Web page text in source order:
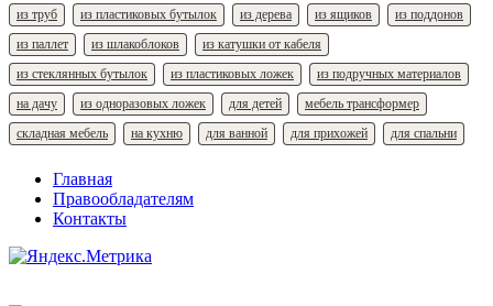
из труб
из пластиковых бутылок из дерева из ящиков
из поддонов
из паллет
из шлакоблоков
из катушки от кабеля
из стеклянных бутылок
из пластиковых ложек
из подручных материалов
на дачу
из одноразовых ложек для детей
мебель трансформер
складная мебель
на кухню для ванной для прихожей для спальни
Главная
Правообладателям
Контакты